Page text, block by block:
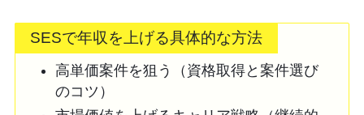
SESで年収を上げる具体的な方法
高単価案件を狙う（資格取得と案件選び
のコツ）